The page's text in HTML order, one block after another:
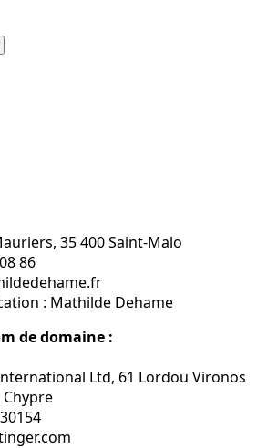
de service ci-dessous, ainsi
de Substack
Saint-Malo
35 400 Saint-Malo
86
: Mathilde Dehame
de domaine :
Ltd, 61 Lordou Vironos
Chypre